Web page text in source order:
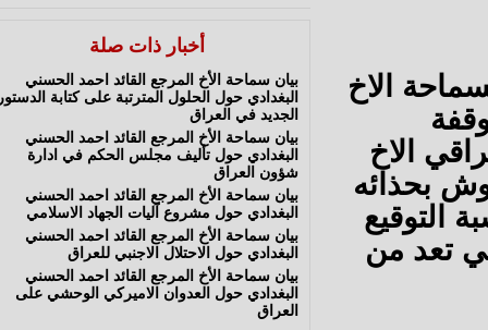
الاخ
الاخ
بحذائه
تعد من
أخبار ذات صلة
بيان سماحة الأخ المرجع القائد احمد الحسني
البغدادي حول الحلول المترتبة على كتابة الدستور
الجديد في العراق
بيان سماحة الأخ المرجع القائد احمد الحسني
البغدادي حول تأليف مجلس الحكم في ادارة
شؤون العراق
بيان سماحة الأخ المرجع القائد احمد الحسني
البغدادي حول مشروع آليات الجهاد الاسلامي
بيان سماحة الأخ المرجع القائد احمد الحسني
البغدادي حول الاحتلال الاجنبي للعراق
بيان سماحة الأخ المرجع القائد احمد الحسني
البغدادي حول العدوان الاميركي الوحشي على
العراق